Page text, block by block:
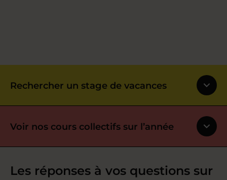
Rechercher un stage de vacances
Voir nos cours collectifs sur l’année
Les réponses à vos questions sur